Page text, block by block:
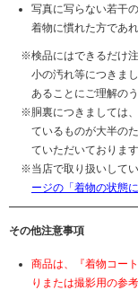
写真に写らない若干
着物に慣れた方であ
検品にはできるだけ
小の汚れ等につきま
あることにご理解の
胴裏につきましては
ているものが大半の
ていただいております
当店で取り扱いして
ージの「着物の状態に
その他注意事項
商品は、『着物コー
りまたは撮影用の参